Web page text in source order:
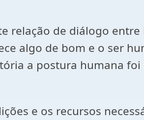
relação de diálogo entre
algo de bom e o ser
a postura humana foi
e os recursos